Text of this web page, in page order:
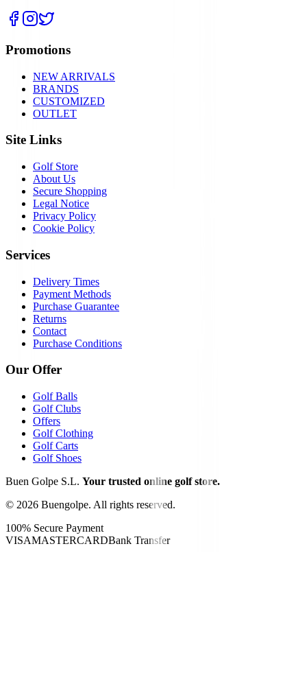
Promotions
NEW ARRIVALS
BRANDS
CUSTOMIZED
OUTLET
Site Links
Golf Store
About Us
Secure Shopping
Legal Notice
Privacy Policy
Cookie Policy
Services
Delivery Times
Payment Methods
Purchase Guarantee
Returns
Contact
Purchase Conditions
Our Offer
Golf Balls
Golf Clubs
Offers
Golf Clothing
Golf Carts
Golf Shoes
Buen Golpe S.L. Your trusted online golf store.
© 2026 Buengolpe. All rights reserved.
100% Secure Payment
VISAMASTERCARDBank Transfer